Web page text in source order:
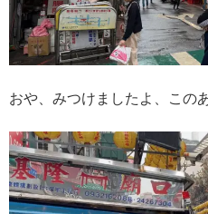
おや、みつけましたよ、この